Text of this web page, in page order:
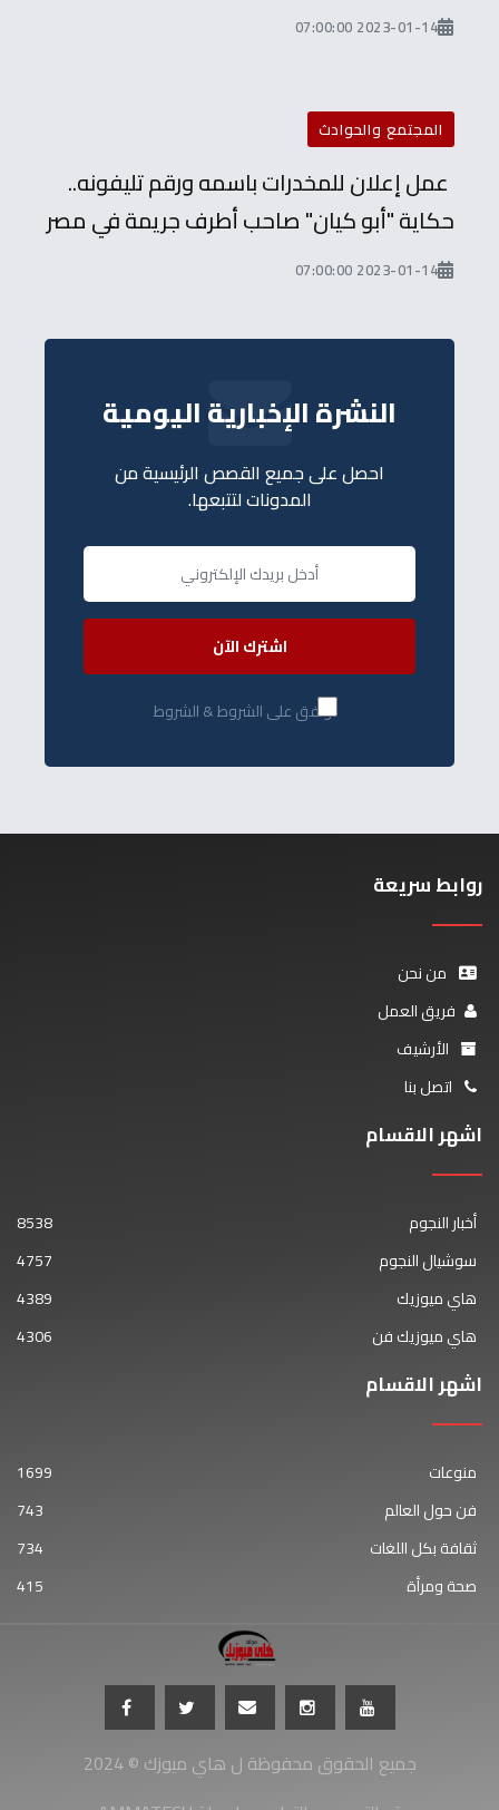
2023-01-14 07:00:00
المجتمع والحوادث
عمل إعلان للمخدرات باسمه ورقم تليفونه..
حكاية "أبو كيان" صاحب أطرف جريمة في مصر
2023-01-14 07:00:00
النشرة الإخبارية اليومية
احصل على جميع القصص الرئيسية من
المدونات لتتبعها.
اشترك الآن
أوافق على الشروط & الشروط
روابط سريعة
من نحن
فريق العمل
الأرشيف
اتصل بنا
اشهر الاقسام
أخبار النجوم
8538
سوشيال النجوم
4757
هاي ميوزيك
4389
هاي ميوزيك فن
4306
اشهر الاقسام
منوعات
1699
فن حول العالم
743
ثقافة بكل اللغات
734
صحة ومرأة
415
جميع الحقوق محفوظة ل هاي ميوزك © 2024